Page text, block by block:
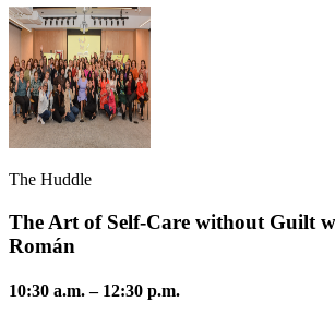
The Huddle
The Art of Self-Care without Guilt
Román
10:30 a.m.– 12:30 p.m.